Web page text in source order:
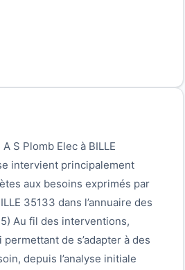
S Plomb Elec à BILLE
intervient principalement
aux besoins exprimés par
35133 dans l’annuaire des
Au fil des interventions,
de s’adapter à des
depuis l’analyse initiale